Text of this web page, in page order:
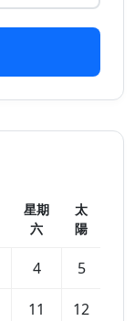
星期
六
太
陽
4 5
11 12